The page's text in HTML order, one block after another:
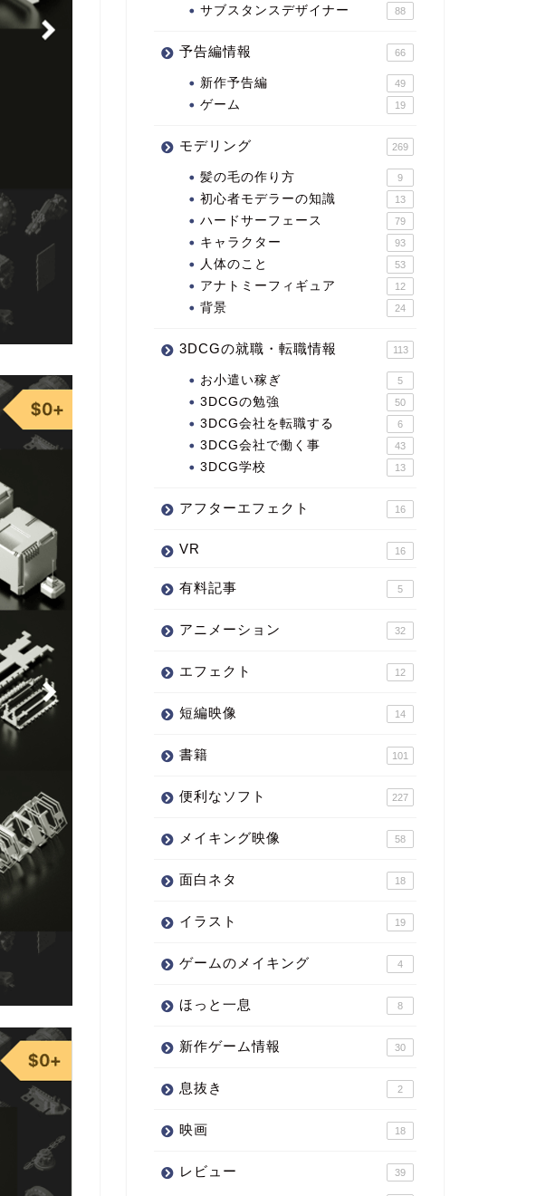
サブスタンスデザイナー 88
予告編情報 66
新作予告編 49
ゲーム 19
モデリング 269
髪の毛の作り方 9
初心者モデラーの知識 13
ハードサーフェース 79
キャラクター 93
人体のこと 53
アナトミーフィギュア 12
背景 24
3DCGの就職・転職情報 113
お小遣い稼ぎ 5
3DCGの勉強 50
3DCG会社を転職する 6
3DCG会社で働く事 43
3DCG学校 13
アフターエフェクト 16
VR 16
有料記事 5
アニメーション 32
エフェクト 12
短編映像 14
書籍 101
便利なソフト 227
メイキング映像 58
面白ネタ 18
イラスト 19
ゲームのメイキング 4
ほっと一息 8
新作ゲーム情報 30
息抜き 2
映画 18
レビュー 39